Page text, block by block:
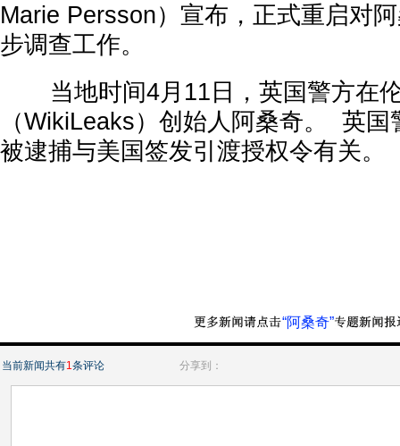
Marie Persson）宣布，正式重启对
步调查工作。
当地时间4月11日，英国警方在
（WikiLeaks）创始人阿桑奇。 英
被逮捕与美国签发引渡授权令有关。
“阿桑奇”
当前新闻共有1条评论 分享到：